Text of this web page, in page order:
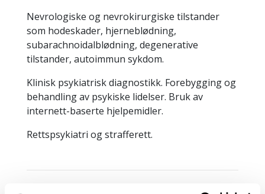
Nevrologiske og nevrokirurgiske tilstander
som hodeskader, hjerneblødning,
subarachnoidalblødning, degenerative
tilstander, autoimmun sykdom.
Klinisk psykiatrisk diagnostikk. Forebygging og
behandling av psykiske lidelser. Bruk av
internett-baserte hjelpemidler.
Rettspsykiatri og strafferett.